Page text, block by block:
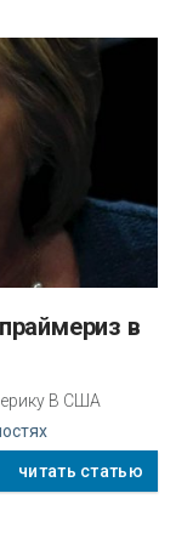
В США
читать статью